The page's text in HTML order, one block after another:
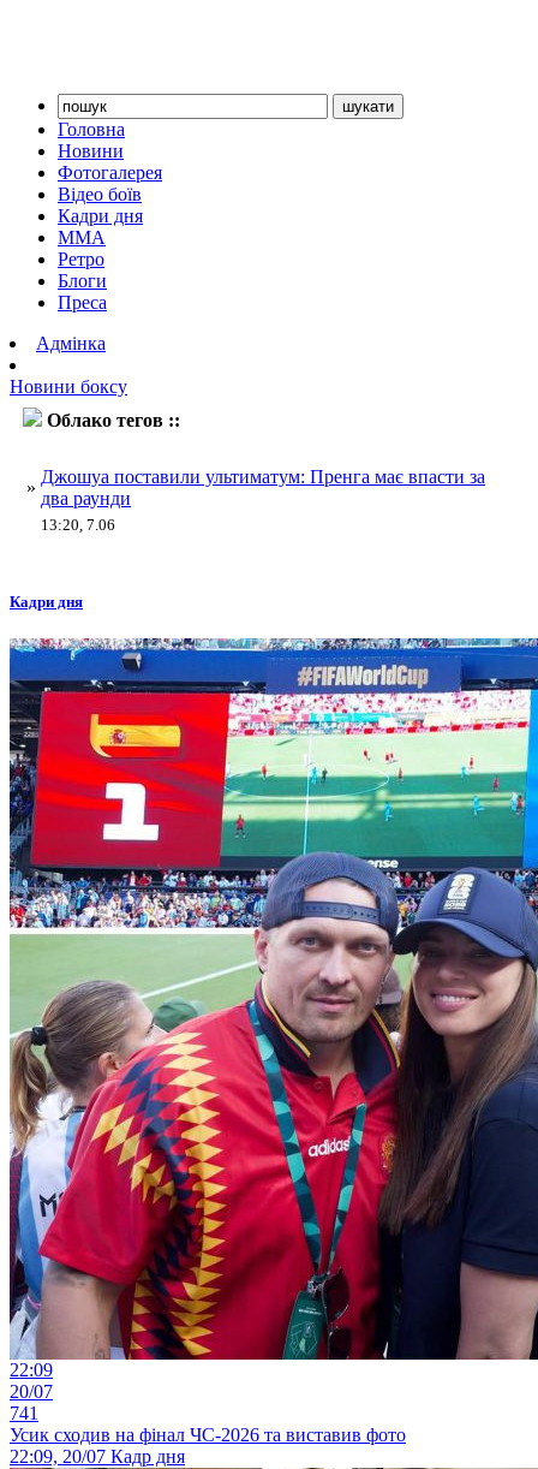
Головна
Новини
Фотогалерея
Відео боїв
Кадри дня
ММА
Ретро
Блоги
Преса
Адмінка
Новини боксу
Облако тегов ::
»
Джошуа поставили ультиматум: Пренга має впасти за
два раунди
13:20, 7.06
Кадри дня
22:09
20/07
741
Усик сходив на фінал ЧС-2026 та виставив фото
22:09, 20/07 Кадр дня